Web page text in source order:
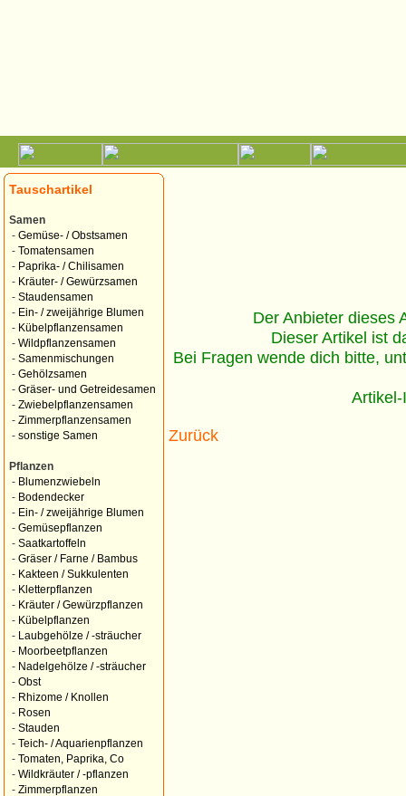
Tauschartikel
Samen
- Gemüse- / Obstsamen
- Tomatensamen
- Paprika- / Chilisamen
- Kräuter- / Gewürzsamen
- Staudensamen
- Ein- / zweijährige Blumen
- Kübelpflanzensamen
- Wildpflanzensamen
- Samenmischungen
- Gehölzsamen
- Gräser- und Getreidesamen
- Zwiebelpflanzensamen
- Zimmerpflanzensamen
- sonstige Samen
Pflanzen
- Blumenzwiebeln
- Bodendecker
- Ein- / zweijährige Blumen
- Gemüsepflanzen
- Saatkartoffeln
- Gräser / Farne / Bambus
- Kakteen / Sukkulenten
- Kletterpflanzen
- Kräuter / Gewürzpflanzen
- Kübelpflanzen
-
Laubgehölze / -sträucher
- Moorbeetpflanzen
- Nadelgehölze / -sträucher
- Obst
- Rhizome / Knollen
- Rosen
- Stauden
- Teich- / Aquarienpflanzen
- Tomaten, Paprika, Co
- Wildkräuter / -pflanzen
- Zimmerpflanzen
Der Anbieter dieses
Dieser Artikel ist
Bei Fragen wende dich bitte,
Zurück